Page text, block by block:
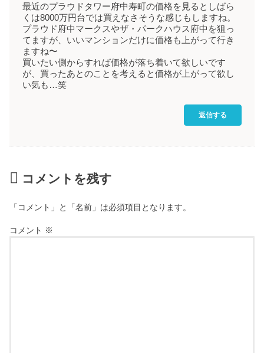
最近のプラウドタワー府中寿町の価格を見るとしばら
くは8000万円台では買えなさそうな感じもしますね。
プラウド府中マークスやザ・パークハウス府中を狙っ
てますが、いいマンションだけに価格も上がって行き
ますね〜
買いたい側からすれば価格が落ち着いて欲しいです
が、買ったあとのことを考えると価格が上がって欲し
い気も…笑
返信する
コメントを残す
「コメント」と「名前」は必須項目となります。
コメント ※